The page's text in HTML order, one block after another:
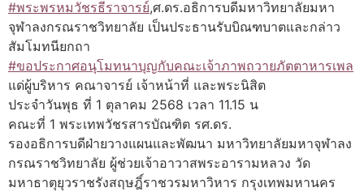
#พระพรหมวัชรธีราจารย์,ศ.ดร.อธิการบดีมหาวิทยาลัยมหา
จุฬาลงกรณราชวิทยาลัย เป็นประธานรับบิณฑบาตและกล่าว
สัมโมทนียกถา
#ขอประกาศอนุโมทนาบุญกับคณะเจ้าภาพถวายภัตตาหารเพล
แด่ผู้บริหาร คณาจารย์ เจ้าหน้าที่ และพระนิสิต
ประจำวันพุธ ที่ 1 ตุลาคม 2568 เวลา 11.15 น
คณะที่ 1 พระเทพวัชรสารบัณฑิต รศ.ดร.
รองอธิการบดีฝ่ายวางแผนและพัฒนา มหาวิทยาลัยมหาจุฬาลง
กรณราชวิทยาลัย ผู้ช่วยเจ้าอาวาสพระอารามหลวง วัด
มหาธาตุยุวราชรังสฤษฎิ์ราชวรมหาวิหาร กรุงเทพมหานคร